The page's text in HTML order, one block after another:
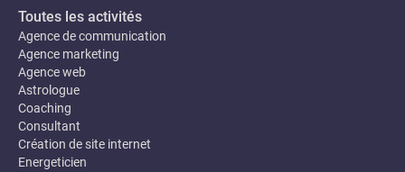
Toutes les activités
Agence de communication
Agence marketing
Agence web
Astrologue
Coaching
Consultant
Création de site internet
Energeticien